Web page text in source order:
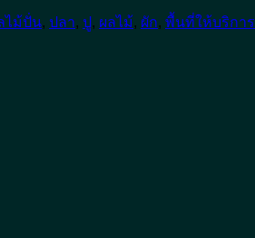
ไม้ปั่น, ปลา, ปู , ผลไม้, ผัก, พื้นที่ให้บริการ